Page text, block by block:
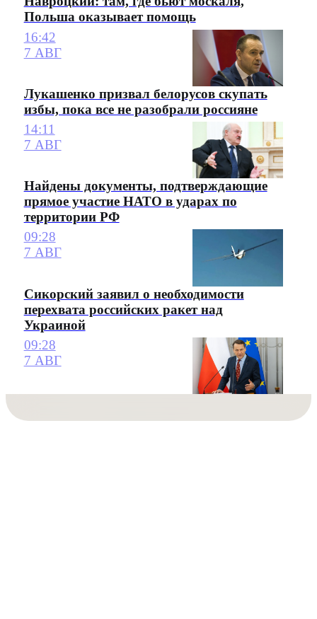
Польша оказывает помощь
16:42
7 АВГ
Лукашенко призвал белорусов скупать
избы, пока все не разобрали россияне
14:11
7 АВГ
Найдены документы, подтверждающие
прямое участие НАТО в ударах по
территории РФ
09:28
7 АВГ
Сикорский заявил о необходимости
перехвата российских ракет над
Украиной
09:28
7 АВГ